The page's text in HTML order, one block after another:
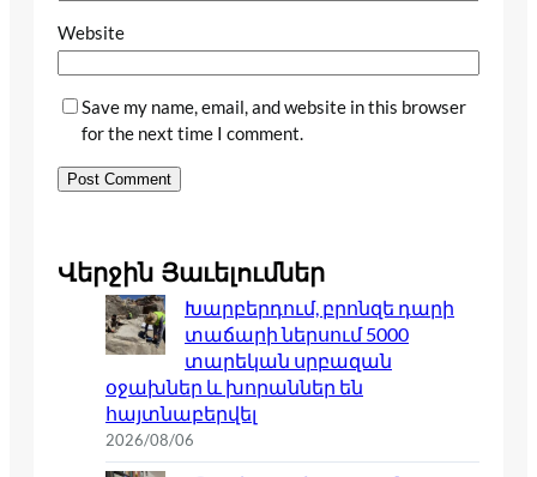
Website
Save my name, email, and website in this browser
for the next time I comment.
Վերջին Յաւելումներ
Խարբերդում, բրոնզե դարի
տաճարի ներսում 5000
տարեկան սրբազան
օջախներ և խորաններ են
հայտնաբերվել
2026/08/06